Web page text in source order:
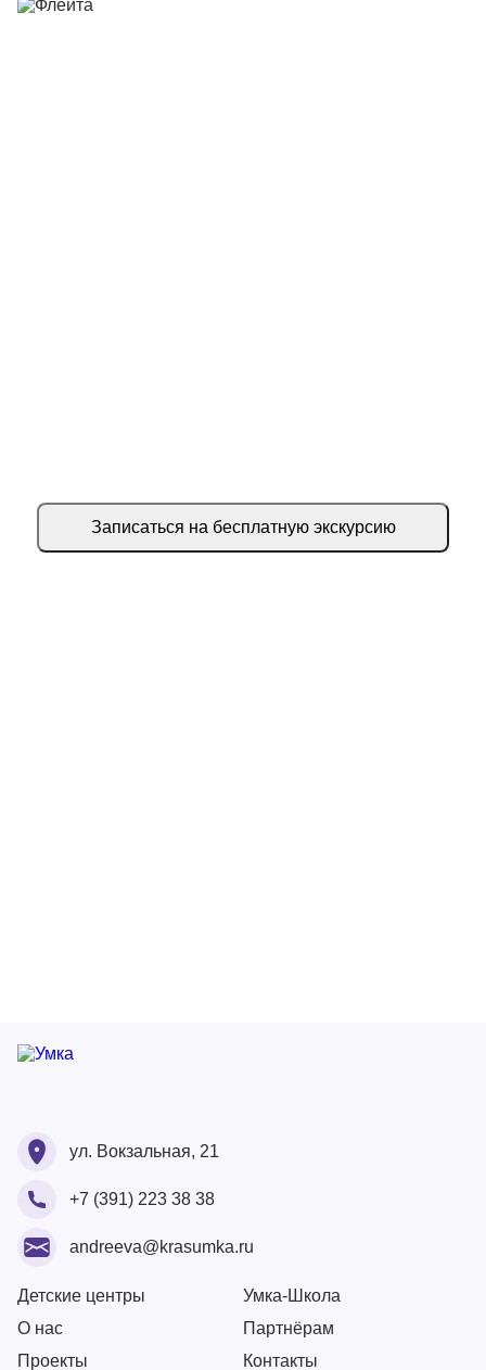
Записаться на бесплатную экскурсию
ул. Вокзальная, 21
+7 (391) 223 38 38
andreeva@krasumka.ru
Детские центры
Умка-Школа
О нас
Партнёрам
Проекты
Контакты
Ваш Email
Ваш номер
Ваше ФИО
Ваше сообщение